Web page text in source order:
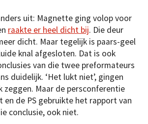
uit: Magnette ging volop voor
raakte er heel dicht bij. Die deur
dicht. Maar tegelijk is paars-geel
knal afgesloten. Dat is ook
van die twee preformateurs
duidelijk. ‘Het lukt niet’, gingen
zeggen. Maar de persconferentie
en de PS gebruikte het rapport van
conclusie, ook niet.